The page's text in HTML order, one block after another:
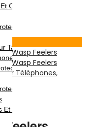
Téléphones,
Cable Pour
Pour
Tablette
Pour
Pour
Et Câbles Pour